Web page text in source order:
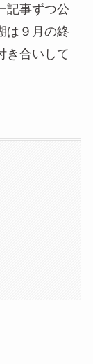
記事ずつ公
は９月の終
き合いして